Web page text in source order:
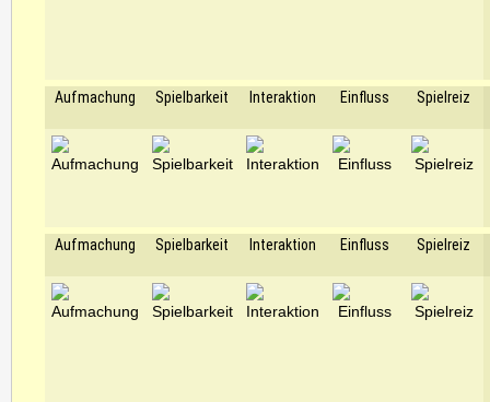
Aufmachung Spielbarkeit Interaktion Einfluss Spielreiz
Aufmachung Spielbarkeit Interaktion Einfluss Spielreiz